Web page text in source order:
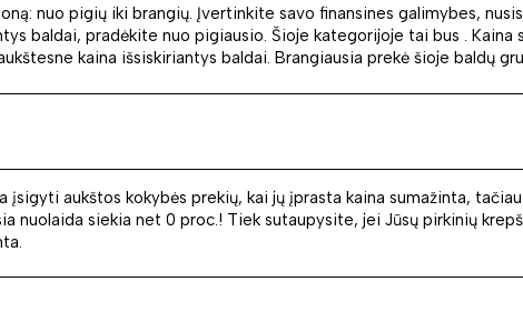
nuo pigių iki brangių. Įvertinkite savo finansines galimybes,
baldai, pradėkite nuo pigiausio. Šioje kategorijoje tai bus . Kaina
kaina išsiskiriantys baldai. Brangiausia prekė šioje baldų
aukštos kokybės prekių, kai jų įprasta kaina sumažinta,
nuolaida siekia net 0 proc.! Tiek sutaupysite, jei Jūsų pirkinių